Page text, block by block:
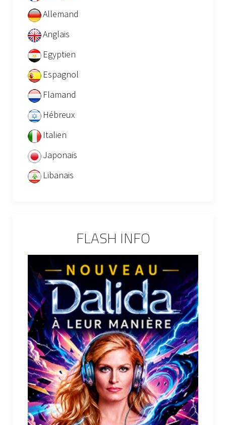
Allemand
Anglais
Egyptien
Espagnol
Flamand
Hébreux
Italien
Japonais
Libanais
FLASH INFO